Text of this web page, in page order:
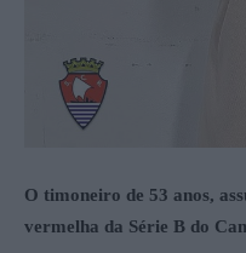
O timoneiro de 53 anos,
vermelha da Série B do